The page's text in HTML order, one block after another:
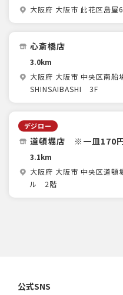
大阪府 大阪市 此花区島
心斎橋店
3.0km
大阪府 大阪市 中央区南
SHINSAIBASHI 3F
デジロー
道頓堀店 ※一皿170
3.1km
大阪府 大阪市 中央区道
ル 2階
公式SNS